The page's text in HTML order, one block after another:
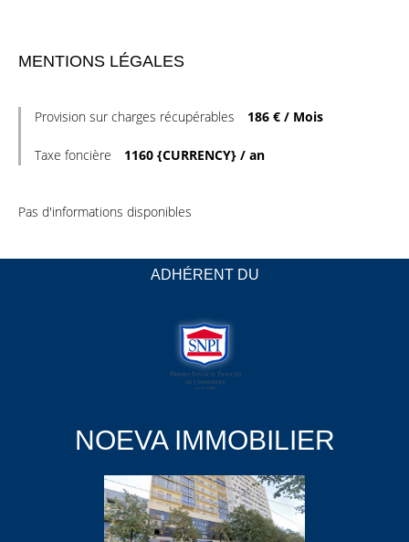
MENTIONS LÉGALES
Provision sur charges récupérables 186 € / Mois
Taxe foncière 1160 {CURRENCY} / an
Pas d'informations disponibles
ADHÉRENT DU
NOEVA IMMOBILIER